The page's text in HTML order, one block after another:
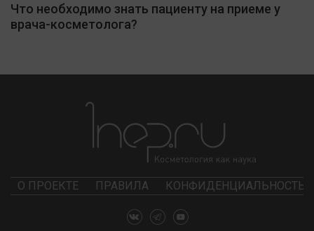
Что необходимо знать пациенту на приеме у
врача-косметолога?
О ПРОЕКТЕ ПРАВИЛА КОНФИДЕНЦИАЛЬНОСТЬ